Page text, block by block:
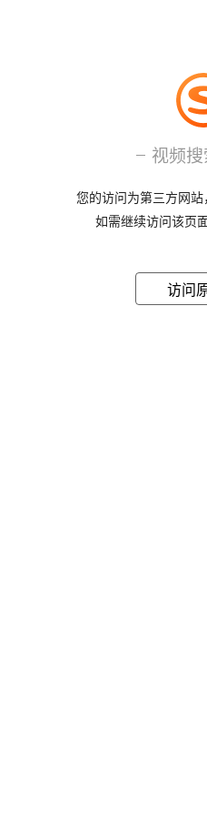
视频
您的访问为第三方网
如需继续访问该页
访问